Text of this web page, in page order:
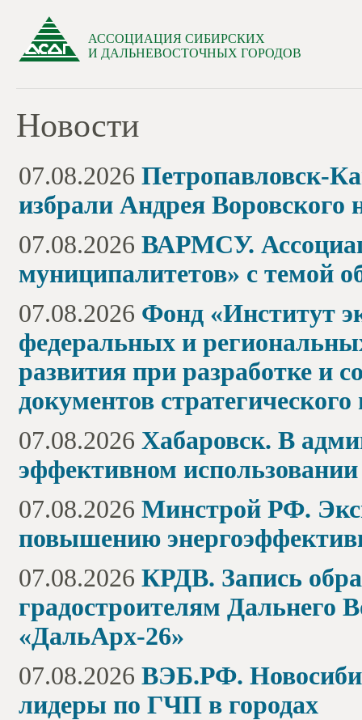
АССОЦИАЦИЯ СИБИРСКИХ
И ДАЛЬНЕВОСТОЧНЫХ ГОРОДОВ
Новости
07.08.2026 Петропавловск-
избрали Андрея Воровского
07.08.2026 ВАРМСУ.
муниципалитетов» с темой
07.08.2026 Фонд «Институт
федеральных и
развития при разработке и
документов
07.08.2026 Хабаровск. В
эффективном использовании
07.08.2026 Минстрой РФ.
повышению
07.08.2026 КРДВ. Запись
градостроителям Дальнего
«ДальАрх-26»
07.08.2026 ВЭБ.РФ.
лидеры по ГЧП в городах